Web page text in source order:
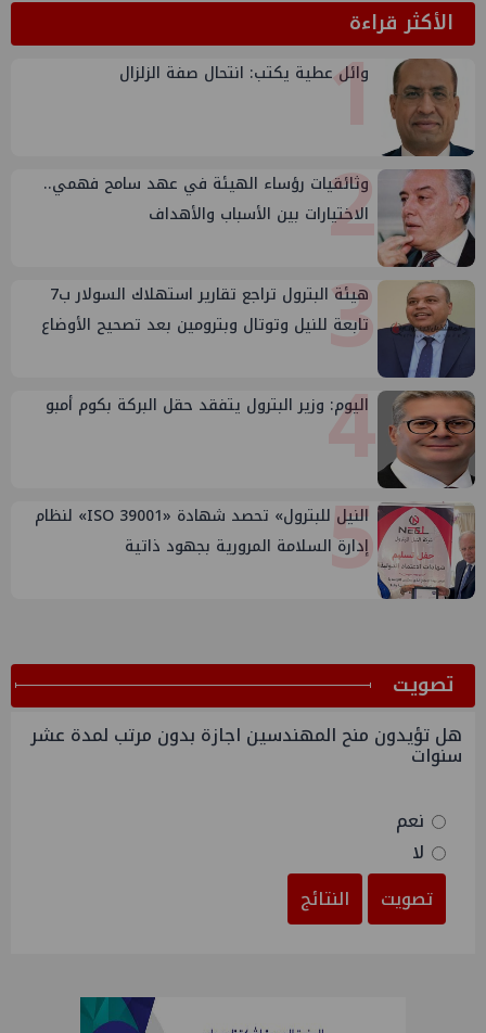
الأكثر قراءة1
وائل عطية يكتب: انتحال صفة الزلزال
2
وثائقيات رؤساء الهيئة في عهد سامح فهمي..
الاختيارات بين الأسباب والأهداف
3
هيئة البترول تراجع تقارير استهلاك السولار ب7
تابعة للنيل وتوتال وبترومين بعد تصحيح الأوضاع
4
اليوم: وزير البترول يتفقد حقل البركة بكوم أمبو
5
النيل للبترول» تحصد شهادة «ISO 39001» لنظام
إدارة السلامة المرورية بجهود ذاتية
ﺗﺼﻮﻳﺖ
هل تؤيدون منح المهندسين اجازة بدون مرتب لمدة عشر
سنوات
نعم
لا
تصويت
النتائج